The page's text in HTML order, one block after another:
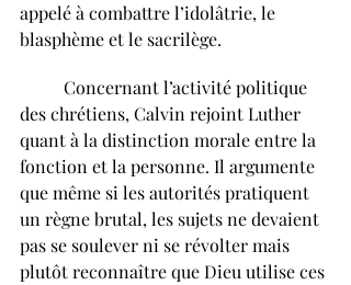
appelé à combattre l’idolâtrie, le
blasphème et le sacrilège.
des chrétiens, Calvin rejoint Luther
quant à la distinction morale entre la
fonction et la personne. Il argumente
que même si les autorités pratiquent
un règne brutal, les sujets ne devaient
pas se soulever ni se révolter mais
plutôt reconnaître que Dieu utilise ces